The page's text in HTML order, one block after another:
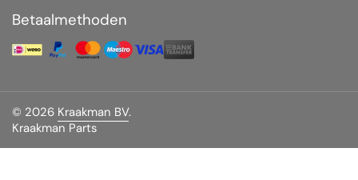
Betaalmethoden
© 2026 Kraakman BV.
Kraakman Parts